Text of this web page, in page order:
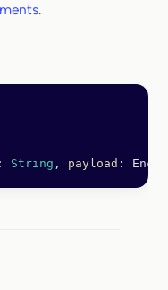
.
: String , payload :